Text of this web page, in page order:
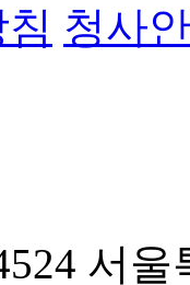
청사
서